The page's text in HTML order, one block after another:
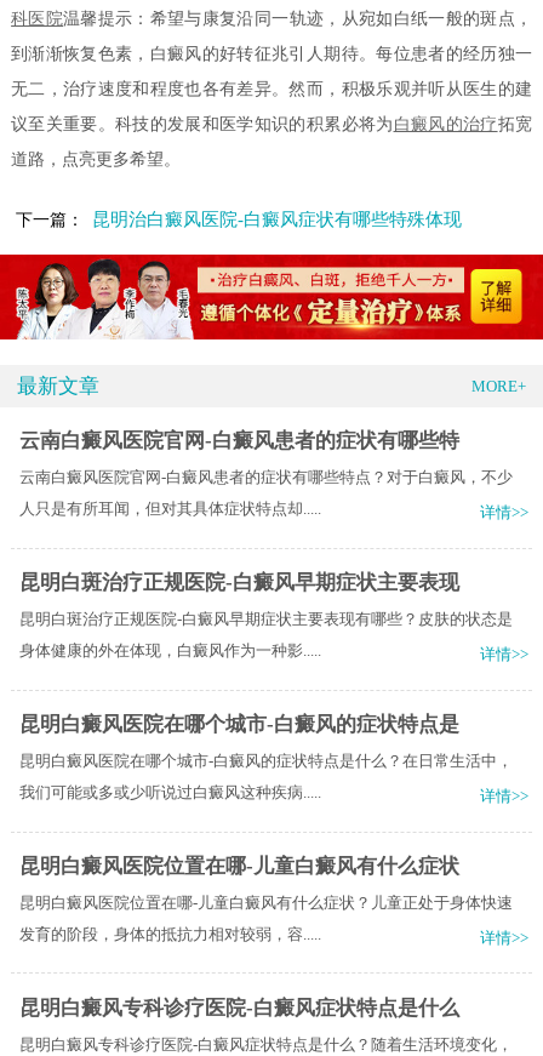
科医院温馨提示：希望与康复沿同一轨迹，从宛如白纸一般的斑点，
到渐渐恢复色素，白癜风的好转征兆引人期待。每位患者的经历独一
无二，治疗速度和程度也各有差异。然而，积极乐观并听从医生的建
议至关重要。科技的发展和医学知识的积累必将为 白癜风的治疗拓宽
道路，点亮更多希望。
下一篇： 昆明治白癜风医院-白癜风症状有哪些特殊体现
最新文章 MORE+
云南白癜风医院官网-白癜风患者的症状有哪些特
云南白癜风医院官网-白癜风患者的症状有哪些特点？对于白癜风，不少
人只是有所耳闻，但对其具体症状特点却.....
详情>>
昆明白斑治疗正规医院-白癜风早期症状主要表现
昆明白斑治疗正规医院-白癜风早期症状主要表现有哪些？皮肤的状态是
身体健康的外在体现，白癜风作为一种影.....
详情>>
昆明白癜风医院在哪个城市-白癜风的症状特点是
昆明白癜风医院在哪个城市-白癜风的症状特点是什么？在日常生活中，
我们可能或多或少听说过白癜风这种疾病.....
详情>>
昆明白癜风医院位置在哪-儿童白癜风有什么症状
昆明白癜风医院位置在哪-儿童白癜风有什么症状？儿童正处于身体快速
发育的阶段，身体的抵抗力相对较弱，容.....
详情>>
昆明白癜风专科诊疗医院-白癜风症状特点是什么
昆明白癜风专科诊疗医院-白癜风症状特点是什么？随着生活环境变化，